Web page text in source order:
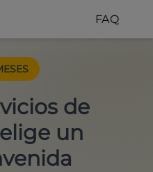
FAQ
de
un